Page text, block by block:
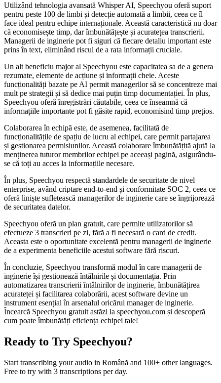
Utilizând tehnologia avansată Whisper AI, Speechyou oferă suport
pentru peste 100 de limbi și detecție automată a limbii, ceea ce îl
face ideal pentru echipe internaționale. Această caracteristică nu doar
că economisește timp, dar îmbunătățește și acuratețea transcrierii.
Managerii de inginerie pot fi siguri că fiecare detaliu important este
prins în text, eliminând riscul de a rata informații cruciale.
Un alt beneficiu major al Speechyou este capacitatea sa de a genera
rezumate, elemente de acțiune și informații cheie. Aceste
funcționalități bazate pe AI permit managerilor să se concentreze mai
mult pe strategii și să dedice mai puțin timp documentației. În plus,
Speechyou oferă înregistrări căutabile, ceea ce înseamnă că
informațiile importante pot fi găsite rapid, economisind timp prețios.
Colaborarea în echipă este, de asemenea, facilitată de
funcționalitățile de spațiu de lucru al echipei, care permit partajarea
și gestionarea permisiunilor. Această colaborare îmbunătățită ajută la
menținerea tuturor membrilor echipei pe aceeași pagină, asigurându-
se că toți au acces la informațiile necesare.
În plus, Speechyou respectă standardele de securitate de nivel
enterprise, având criptare end-to-end și conformitate SOC 2, ceea ce
oferă liniște sufletească managerilor de inginerie care se îngrijorează
de securitatea datelor.
Speechyou oferă un plan gratuit, care permite utilizatorilor să
efectueze 3 transcrieri pe zi, fără a fi necesară o card de credit.
Aceasta este o oportunitate excelentă pentru managerii de inginerie
de a experimenta beneficiile acestui software fără riscuri.
În concluzie, Speechyou transformă modul în care managerii de
inginerie își gestionează întâlnirile și documentația. Prin
automatizarea transcrierii întâlnirilor de inginerie, îmbunătățirea
acurateței și facilitarea colaborării, acest software devine un
instrument esențial în arsenalul oricărui manager de inginerie.
Încearcă Speechyou gratuit astăzi la speechyou.com și descoperă
cum poate îmbunătăți eficiența echipei tale!
Ready to Try Speechyou?
Start transcribing your audio in Română and 100+ other languages.
Free to try with 3 transcriptions per day.